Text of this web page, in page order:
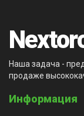
Наша задача -
продаже
Информация